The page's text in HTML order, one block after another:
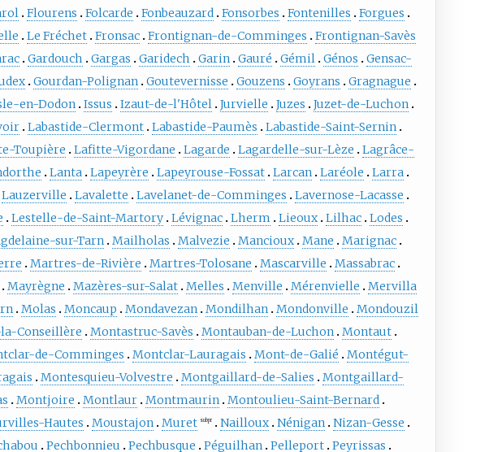
Flourens Folcarde Fonbeauzard Fonsorbes Fontenilles
Forgues
Le Fréchet Fronsac Frontignan-de-Comminges
Frontignan-Savès
Gardouch Gargas Garidech Garin Gauré Gémil Génos
Gensac-
Gourdan-Polignan Goutevernisse Gouzens Goyrans
Gragnague
en-Dodon Issus Izaut-de-l'Hôtel Jurvielle Juzes
Juzet-de-Luchon
Labastide-Clermont Labastide-Paumès
Labastide-Saint-Sernin
Toupière Lafitte-Vigordane Lagarde Lagardelle-sur-Lèze
Lagrâce-
Lanta Lapeyrère Lapeyrouse-Fossat Larcan Laréole
Larra
Lauzerville Lavalette Lavelanet-de-Comminges
Lavernose-Lacasse
Lestelle-de-Saint-Martory Lévignac Lherm Lieoux Lilhac Lodes
sur-Tarn Mailholas Malvezie Mancioux Mane
Marignac
Martres-de-Rivière Martres-Tolosane Mascarville
Massabrac
Mayrègne Mazères-sur-Salat Melles Menville Mérenvielle
Mervilla
Molas Moncaup Mondavezan Mondilhan Mondonville
Mondouzil
Conseillère Montastruc-Savès Montauban-de-Luchon Montaut
de-Comminges Montclar-Lauragais Mont-de-Galié
Montégut-
Montesquieu-Volvestre Montgaillard-de-Salies
Montgaillard-
Montjoire Montlaur Montmaurin Montoulieu-Saint-Bernard
Hautes Moustajon Muret subpr Nailloux Nénigan Nizan-Gesse
Pechbonnieu Pechbusque Péguilhan Pelleport Peyrissas